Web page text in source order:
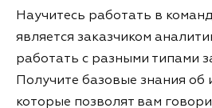
Научитесь работать в
является заказчиком
работать с разными типами
Получите базовые знания
которые позволят вам